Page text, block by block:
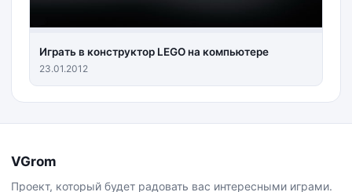
Играть в конструктор LEGO на компьютере
23.01.2012
VGrom
Проект, который будет радовать вас интересными играми.